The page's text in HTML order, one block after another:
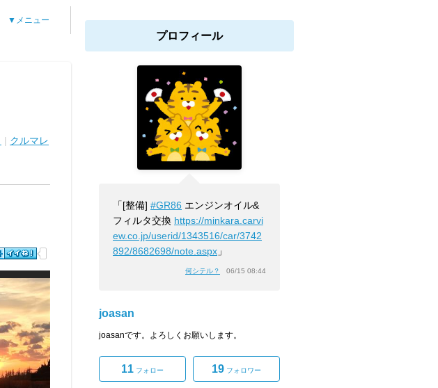
▼メニュー
| クルマレ
プロフィール
「[整備] #GR86 エンジンオイル&
フィルタ交換 https://minkara.carvi
ew.co.jp/userid/1343516/car/3742
892/8682698/note.aspx 」
何シテル？ 06/15 08:44
joasan
joasanです。よろしくお願いします。
11 フォロー 19 フォロワー